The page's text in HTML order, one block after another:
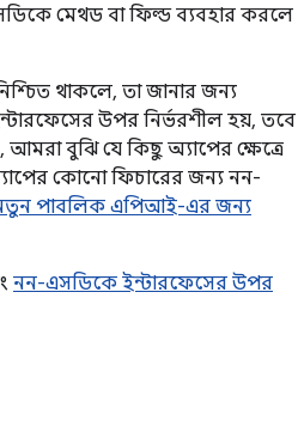
মেথড বা ফিল্ড ব্যবহার করলে
থাকলে, তা জানার জন্য
উপর নির্ভরশীল হয়, তবে
বুঝি যে কিছু অ্যাপের ক্ষেত্রে
কোনো ফিচারের জন্য নন-
পাবলিক এপিআই-এর জন্য
নন-এসডিকে ইন্টারফেসের উপর